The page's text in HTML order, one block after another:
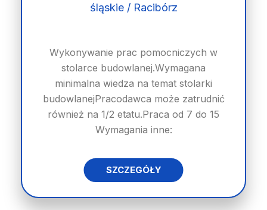
śląskie / Racibórz
Wykonywanie prac pomocniczych w
stolarce budowlanej.Wymagana
minimalna wiedza na temat stolarki
budowlanejPracodawca może zatrudnić
również na 1/2 etatu.Praca od 7 do 15
Wymagania inne:
SZCZEGÓŁY